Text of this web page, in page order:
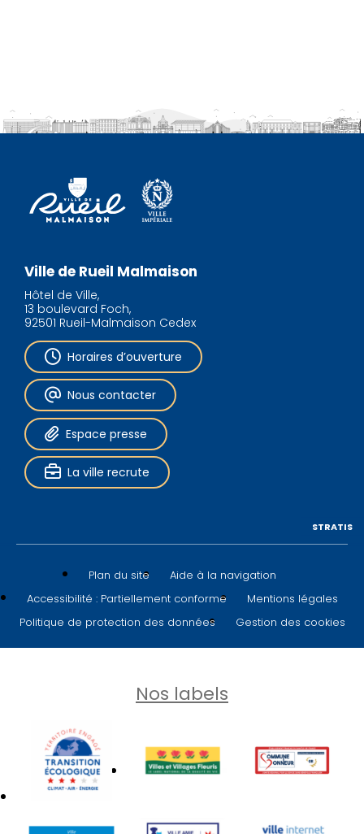
Ville de Rueil Malmaison
Hôtel de Ville,
13 boulevard Foch,
92501 Rueil-Malmaison Cedex
Horaires d’ouverture
Nous contacter
Espace presse
La ville recrute
Plan du site
Aide à la navigation
Accessibilité : Partiellement conforme
Mentions légales
Politique de protection des données
Gestion des cookies
STRATIS
Nos labels